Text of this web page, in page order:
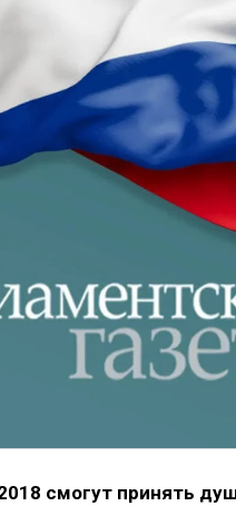
смогут принять